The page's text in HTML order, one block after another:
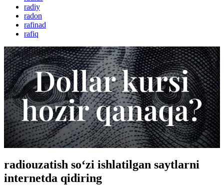
radiy
radon
rafinad
rafiq
radiouzatish so‘zi ishlatilgan saytlarni
internetda qidiring